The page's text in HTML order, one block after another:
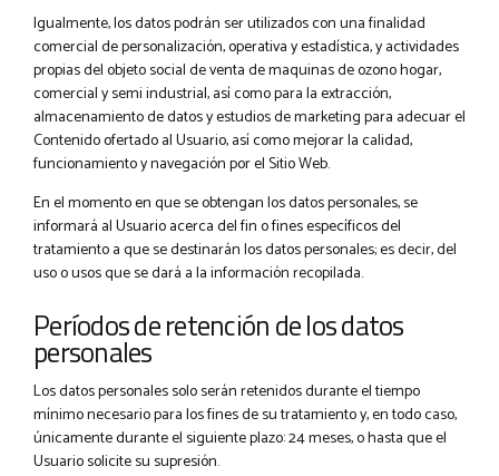
Igualmente, los datos podrán ser utilizados con una finalidad
comercial de personalización, operativa y estadística, y actividades
propias del objeto social de venta de maquinas de ozono hogar,
comercial y semi industrial, así como para la extracción,
almacenamiento de datos y estudios de marketing para adecuar el
Contenido ofertado al Usuario, así como mejorar la calidad,
funcionamiento y navegación por el Sitio Web.
En el momento en que se obtengan los datos personales, se
informará al Usuario acerca del fin o fines específicos del
tratamiento a que se destinarán los datos personales; es decir, del
uso o usos que se dará a la información recopilada.
Períodos de retención de los datos
personales
Los datos personales solo serán retenidos durante el tiempo
mínimo necesario para los fines de su tratamiento y, en todo caso,
únicamente durante el siguiente plazo: 24 meses, o hasta que el
Usuario solicite su supresión.